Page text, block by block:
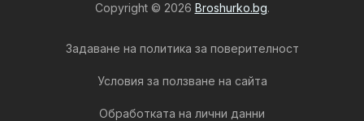
Copyright © 2026 Broshurko.bg.
Задаване на политика за поверителност
Условия за ползване на сайта
Обработката на лични данни